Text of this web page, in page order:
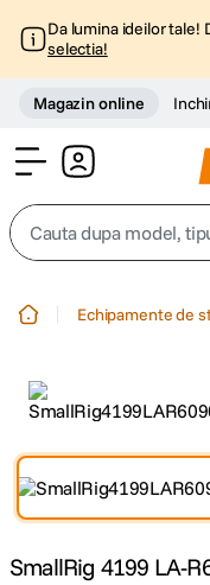
Da lumina ideilor
selectia!
Magazin online
Cauta dupa model, tipul
2. trepied
4. peak design
Echipamente de
SmallRig 4199 LA-